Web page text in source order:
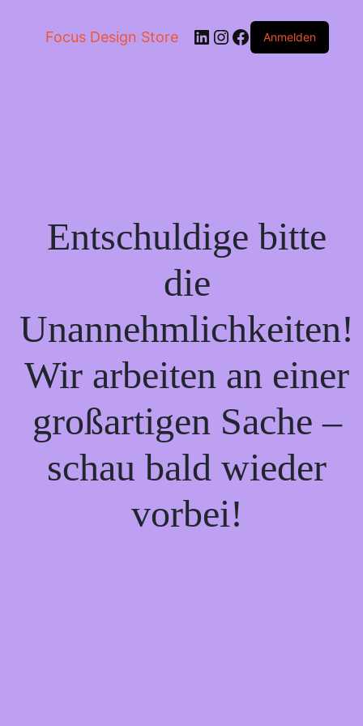
Focus Design Store LinkedIn
Instagram
Facebook
Anmelden
Entschuldige bitte
die
Unannehmlichkeiten!
Wir arbeiten an einer
großartigen Sache –
schau bald wieder
vorbei!